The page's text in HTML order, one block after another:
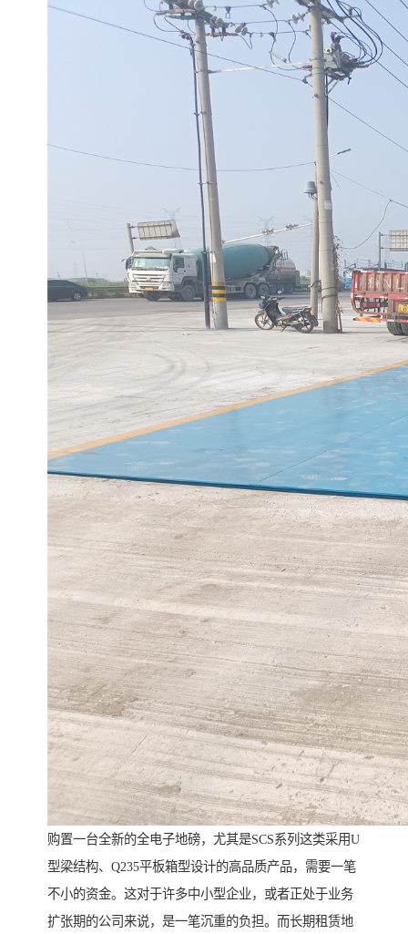
购置一台全新的全电子地磅，尤其是SCS系列这类采用U
型梁结构、Q235平板箱型设计的高品质产品，需要一笔
不小的资金。这对于许多中小型企业，或者正处于业务
扩张期的公司来说，是一笔沉重的负担。而长期租赁地